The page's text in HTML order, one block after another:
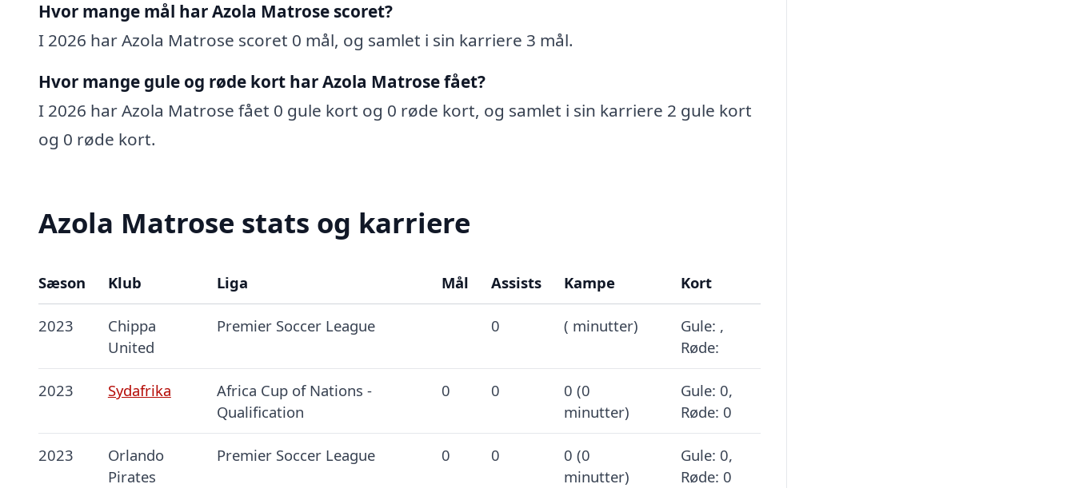
Hvor mange mål har Azola Matrose scoret?
I 2026 har Azola Matrose scoret 0 mål, og samlet i sin karriere 3 mål.
Hvor mange gule og røde kort har Azola Matrose fået?
I 2026 har Azola Matrose fået 0 gule kort og 0 røde kort, og samlet i sin karriere 2 gule kort
og 0 røde kort.
Azola Matrose stats og karriere
Sæson Klub Liga Mål Assists Kampe Kort
2023
Chippa
United
Premier Soccer League 0 ( minutter)
Gule: ,
Røde:
2023 Sydafrika
Africa Cup of Nations -
Qualification
0 0
0 (0
minutter)
Gule: 0,
Røde: 0
2023
Orlando
Pirates
Premier Soccer League 0 0
0 (0
minutter)
Gule: 0,
Røde: 0